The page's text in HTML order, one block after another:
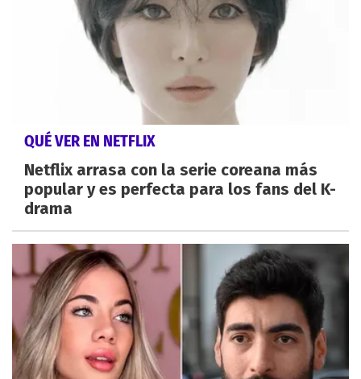
QUÉ VER EN NETFLIX
Netflix arrasa con la serie coreana más
popular y es perfecta para los fans del K-
drama